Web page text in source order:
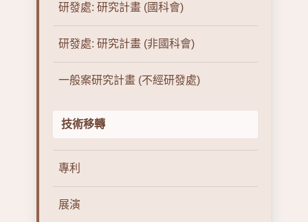
研發處: 研究計畫 (國科會)
研發處: 研究計畫 (非國科會)
一般案研究計畫 (不經研發處)
技術移轉
專利
展演